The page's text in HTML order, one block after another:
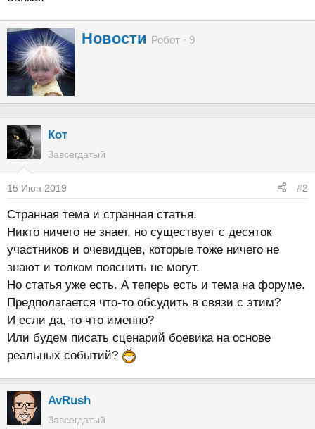
А
р
Новости Робот · 9
Кот
Завсегдатый
15 Июн 2019 #2
Странная тема и странная статья.
Никто ничего не знает, но существует с десяток
участников и очевидцев, которые тоже ничего не
знают и толком пояснить не могут.
Но статья уже есть. А теперь есть и тема на форуме.
Предполагается что-то обсудить в связи с этим?
И если да, то что именно?
Или будем писать сценарий боевика на основе
реальных событий?
AvRush
Завсегдатый